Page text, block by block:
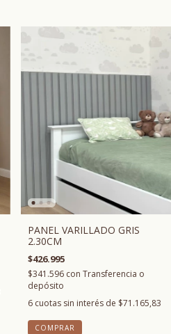
PANEL VARILLADO GRIS
2.30CM
$426.995
$341.596 con Transferencia o
depósito
6 cuotas sin interés de $71.165,83
COMPRAR